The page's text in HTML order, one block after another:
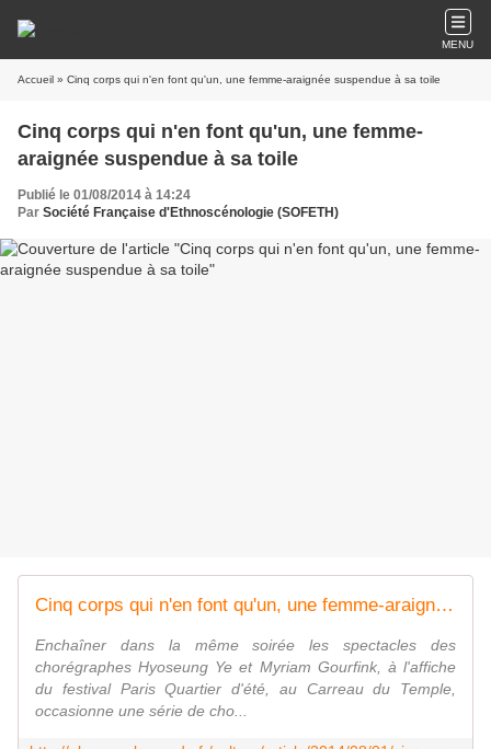
MENU
Accueil » Cinq corps qui n'en font qu'un, une femme-araignée suspendue à sa toile
Cinq corps qui n'en font qu'un, une femme-
araignée suspendue à sa toile
Publié le 01/08/2014 à 14:24
Par Société Française d'Ethnoscénologie (SOFETH)
Cinq corps qui n'en font qu'un, une femme-araignée suspendue à sa toile
Enchaîner dans la même soirée les spectacles des
chorégraphes Hyoseung Ye et Myriam Gourfink, à l'affiche
du festival Paris Quartier d'été, au Carreau du Temple,
occasionne une série de cho...